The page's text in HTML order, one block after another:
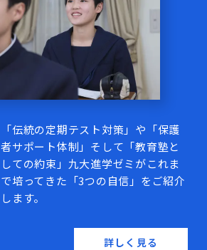
「伝統の定期テスト対策」や「保護
者サポート体制」そして「教育塾と
しての約束」九大進学ゼミがこれま
で培ってきた「3つの自信」をご紹介
します。
詳しく見る